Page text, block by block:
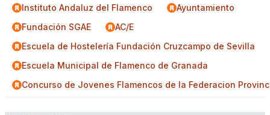
Instituto Andaluz del Flamenco
Ayuntamiento
Fundación SGAE
AC/E
Escuela de Hostelería Fundación Cruzcampo de Sevilla
Escuela Municipal de Flamenco de Granada
Concurso de Jovenes Flamencos de la Federacion